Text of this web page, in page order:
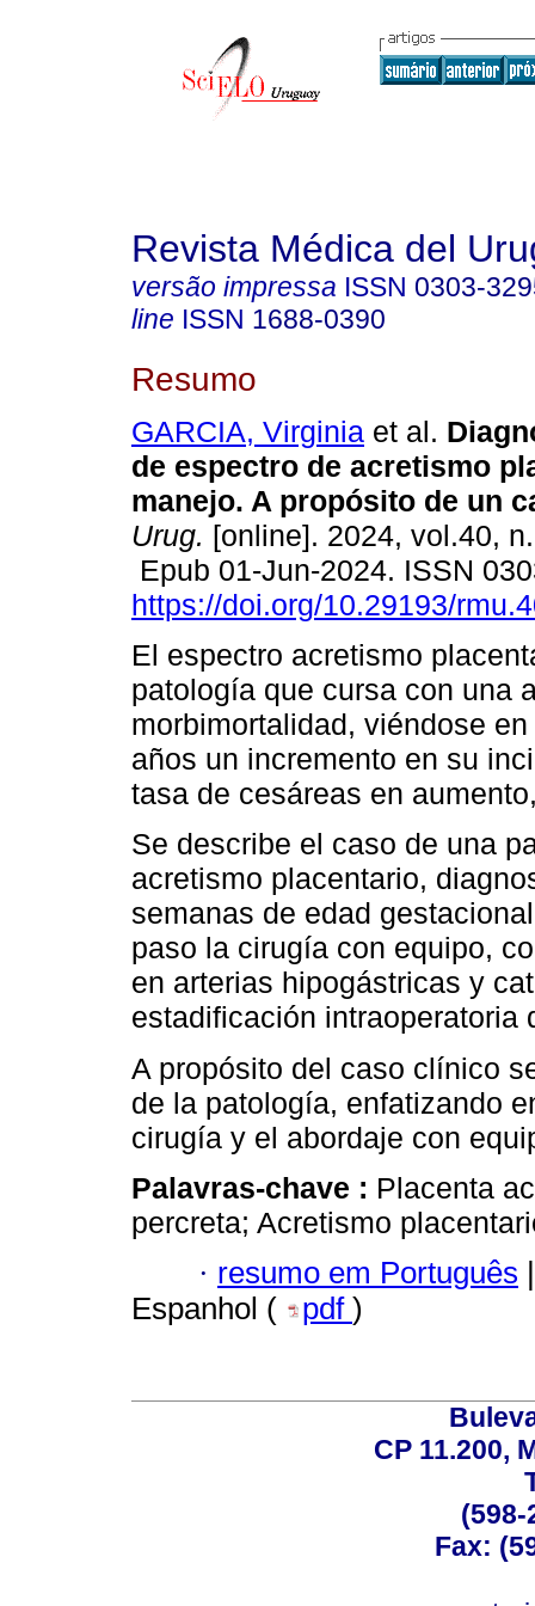
Revista Médica del
versão impressa ISSN 0303-
line ISSN 1688-0390
Resumo
GARCIA, Virginia et al.
de espectro de acretismo
manejo. A propósito de un
Urug. [online]. 2024, vol.40,
Epub 01-Jun-2024. ISSN
https://doi.org/10.29193/
El espectro acretismo
patología que cursa con una
morbimortalidad, viéndose
años un incremento en su
tasa de cesáreas en
Se describe el caso de una
acretismo placentario,
semanas de edad
paso la cirugía con equipo,
en arterias hipogástricas y
estadificación intraoperatoria
A propósito del caso clínico
de la patología, enfatizando
cirugía y el abordaje con
Palavras-chave : Placenta
percreta; Acretismo
· resumo em Português
Espanhol (
pdf )
CP 11.200,
(598-
Fax: